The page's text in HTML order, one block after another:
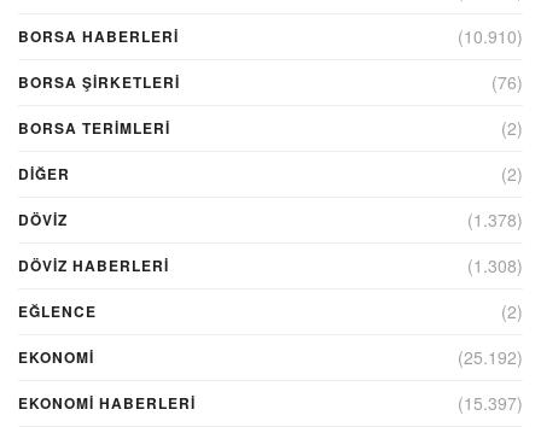
BORSA HABERLERI (10.910)
BORSA ŞIRKETLERI (76)
BORSA TERIMLERI (2)
DIĞER (2)
DÖVİZ (1.378)
DÖVIZ HABERLERI (1.308)
EĞLENCE (2)
EKONOMİ (25.192)
EKONOMI HABERLERI (15.397)